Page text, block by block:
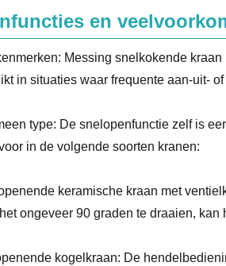
en
Messing snelkokende
in situaties waar frequente aan-uit-
type: De snelopenfunctie zelf is
in de volgende soorten kranen:
keramische kraan met
ongeveer 90 graden te draaien,
kogelkraan: De